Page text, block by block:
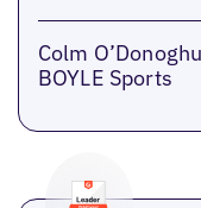
Colm
BOYLE Sports